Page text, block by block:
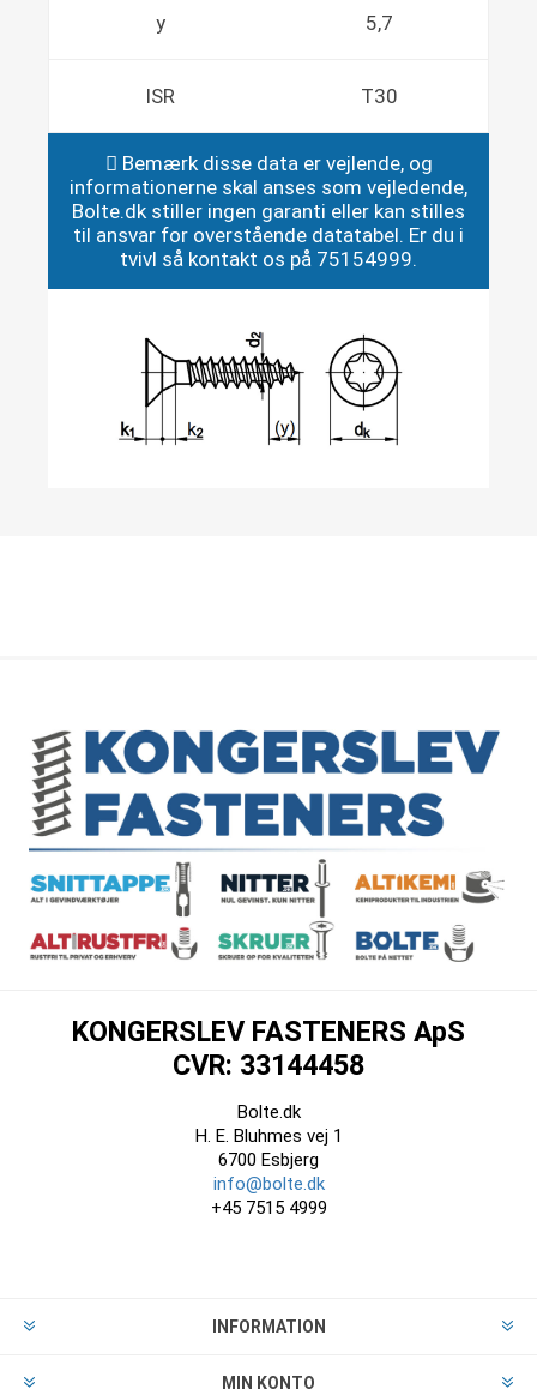
y 5,7
ISR T30
Bemærk disse data er vejlende, og
informationerne skal anses som vejledende,
Bolte.dk stiller ingen garanti eller kan stilles
til ansvar for overstående datatabel. Er du i
tvivl så kontakt os på 75154999.
KONGERSLEV FASTENERS ApS
CVR: 33144458
Bolte.dk
H. E. Bluhmes vej 1
6700 Esbjerg
info@bolte.dk
+45 7515 4999
INFORMATION
MIN KONTO